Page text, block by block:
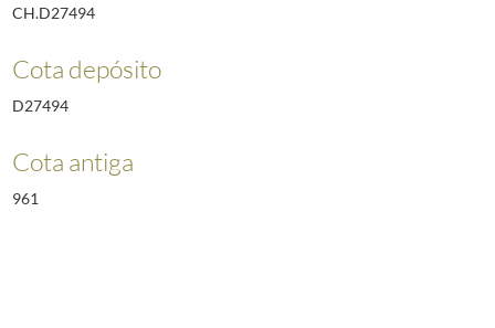
CH.D27494
Cota depósito
D27494
Cota antiga
961